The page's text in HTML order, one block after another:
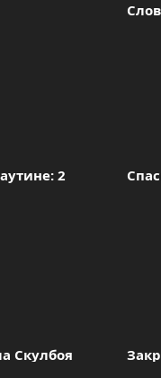
2
Скулбоя